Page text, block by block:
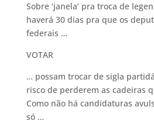
Sobre ‘janela’ pra troca de
haverá 30 dias pra que os
federais …
VOTAR
… possam trocar de sigla
risco de perderem as cadeiras
Como não há candidaturas
só …